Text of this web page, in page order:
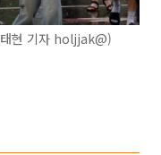
현 기자 holjjak@)